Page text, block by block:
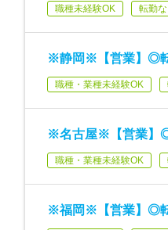
職種未経験OK 転勤な
※静岡※【営業】◎
職種・業種未経験OK
※名古屋※【営業】
職種・業種未経験OK
※福岡※【営業】◎